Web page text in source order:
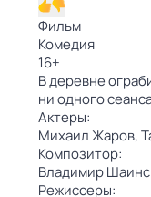
Фильм
Комедия
16+
В деревне
ни одного
Актеры:
Михаил Жаров,
Композитор:
Владимир
Режиссеры: